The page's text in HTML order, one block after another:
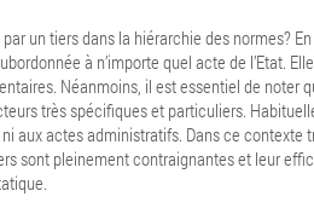
un tiers dans la hiérarchie des normes?
à n’importe quel acte de l’Etat.
Néanmoins, il est essentiel de noter
très spécifiques et particuliers.
aux actes administratifs. Dans ce contexte
sont pleinement contraignantes et leur